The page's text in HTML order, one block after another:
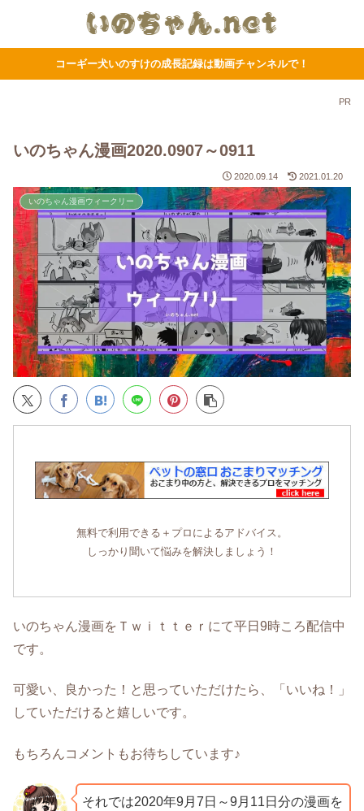
コーギー犬いのすけの成長記録は動画チャンネルで！
PR
いのちゃん漫画2020.0907～0911
2020.09.14 2021.01.20
いのちゃん漫画ウィークリー
無料で利用できる＋プロによるアドバイス。
しっかり聞いて悩みを解決しましょう！
いのちゃん漫画をＴｗｉｔｔｅｒにて平日9時ころ配信中
です。
可愛い、良かった！と思っていただけたら、「いいね！」
していただけると嬉しいです。
もちろんコメントもお待ちしています♪
それでは2020年9月7日～9月11日分の漫画を